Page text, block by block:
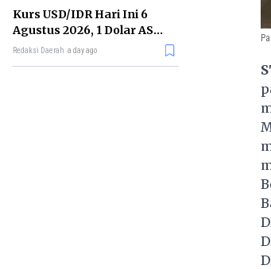
Kurs USD/IDR Hari Ini 6
Agustus 2026, 1 Dolar AS
Kini Berapa Rupiah?
Redaksi Daerah a day ago